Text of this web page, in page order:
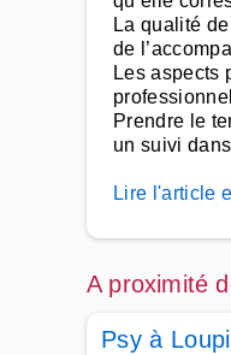
La qualité
de
Les aspects
Prendre le
un suivi
Lire l'article
A proximité
Psy à